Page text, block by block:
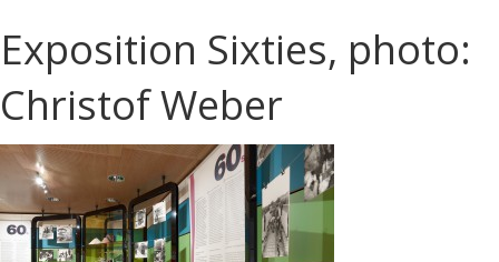
Exposition Sixties, photo:
Christof Weber